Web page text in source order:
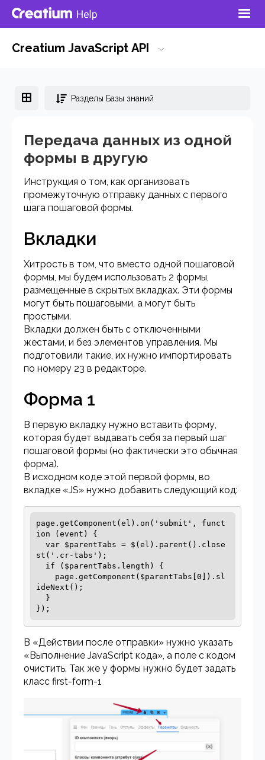
Creatium JavaScript API
Разделы Базы знаний
Передача данных из одной
формы в другую
Инструкция о том, как организовать
промежуточную отправку данных с первого
шага пошаговой формы.
Вкладки
Хитрость в том, что вместо одной пошаговой
формы, мы будем использовать 2 формы,
размещенные в скрытых вкладках. Эти формы
могут быть пошаговыми, а могут быть
простыми.
Вкладки должен быть с отключенными
жестами, и без элементов управления. Мы
подготовили такие, их нужно импортировать
по номеру 23 в редакторе.
Форма 1
В первую вкладку нужно вставить форму,
которая будет выдавать себя за первый шаг
пошаговой формы (но фактически это обычная
форма).
В исходном коде этой первой формы, во
вкладке «JS» нужно добавить следующий код:
page.getComponent(el).on('submit', funct
ion (event) {
st('.cr-tabs');
ideNext();
});
В «Действии после отправки» нужно указать
«Выполнение JavaScript кода», а поле с кодом
очистить. Так же у формы нужно будет задать
класс first-form-1